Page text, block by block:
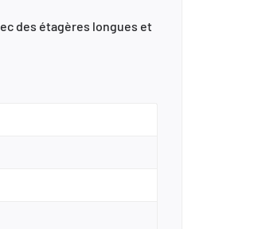
des étagères longues et